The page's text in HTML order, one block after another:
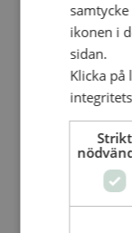
Lediga tjänster
FÖRikonen i
sidan.
Klicka på
Strikt